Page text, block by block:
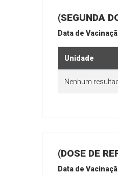
(SEGUNDA
Data de
Unidade
Nenhum
(DOSE DE
Data de